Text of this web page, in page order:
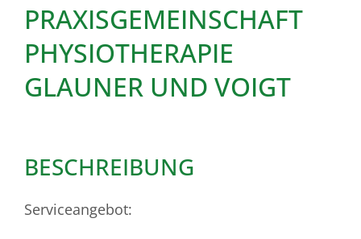
PRAXISGEMEINSCHAFT
PHYSIOTHERAPIE
GLAUNER UND VOIGT
BESCHREIBUNG
Serviceangebot: